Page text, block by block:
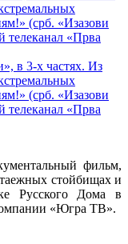
в 3-х частях. Из
(срб. «Изазови
телеканал «Прва
фильм,
стойбищах и
Русского Дома в
«Югра ТВ».